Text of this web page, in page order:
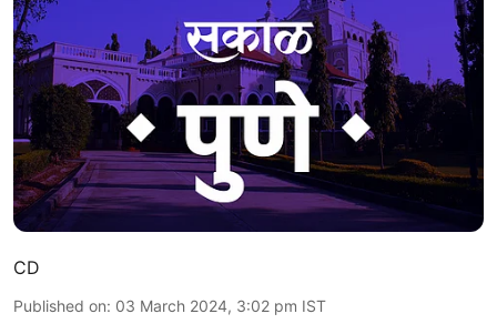
CD
Published on: 03 March 2024, 3:02 pm IST